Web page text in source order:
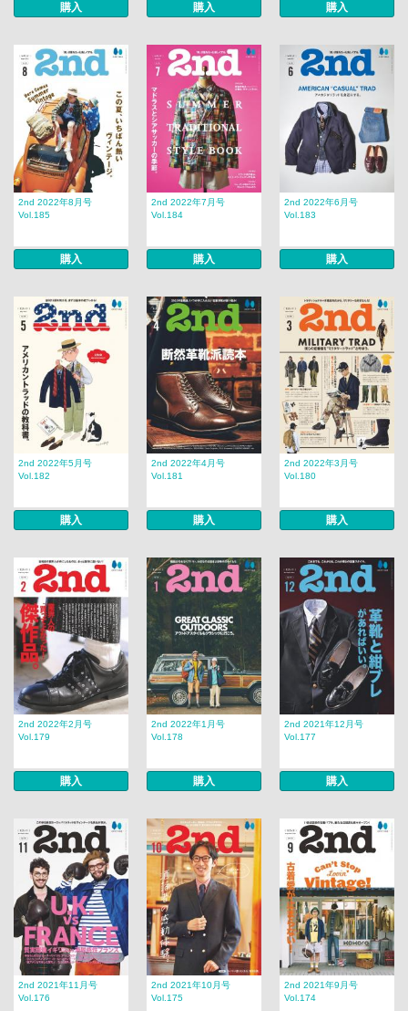
購入 購入 購入
2nd 2022年8月号
Vol.185
購入
2nd 2022年7月号
Vol.184
購入
2nd 2022年6月号
Vol.183
購入
2nd 2022年5月号
Vol.182
購入
2nd 2022年4月号
Vol.181
購入
2nd 2022年3月号
Vol.180
購入
2nd 2022年2月号
Vol.179
購入
2nd 2022年1月号
Vol.178
購入
2nd 2021年12月号
Vol.177
購入
2nd 2021年11月号
Vol.176
2nd 2021年10月号
Vol.175
2nd 2021年9月号
Vol.174